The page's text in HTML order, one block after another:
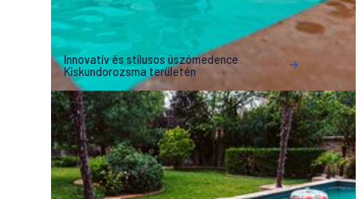
Innovatív és stílusos úszómedence
Kiskundorozsma területén